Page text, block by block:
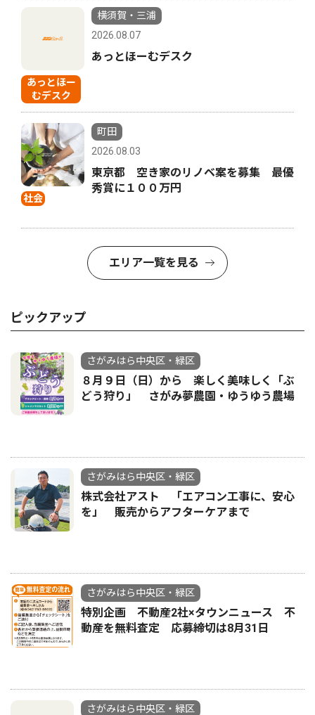
あっとほー
むデスク
横須賀・三浦
2026.08.07
あっとほーむデスク
社会
町田
2026.08.03
東京都 空き家のリノベ案を募集 最優
秀賞に１００万円
エリア一覧を見る
ピックアップ
さがみはら中央区・緑区
８月９日（日）から 楽しく美味しく「ぶ
どう狩り」 さがみ夢農園・ゆうゆう農場
さがみはら中央区・緑区
株式会社アスト 「エアコン工事に、安心
を」 販売からアフターケアまで
さがみはら中央区・緑区
特別企画 不動産2社×タウンニュース 不
動産を無料査定 応募締切は8月31日
さがみはら中央区・緑区